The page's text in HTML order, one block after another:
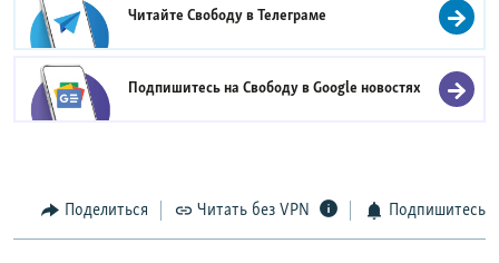
Читайте Свободу вТелеграме
Подпишитесь на Свободу вGoogle новостях
Поделиться Читать без VPN Подпишитесь